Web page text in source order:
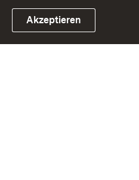
Akzeptieren